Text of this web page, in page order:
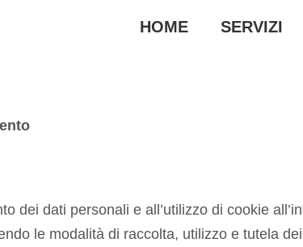
HOME SERVIZI
dei dati personali e all’utilizzo di cookie
le modalità di raccolta, utilizzo e tutela